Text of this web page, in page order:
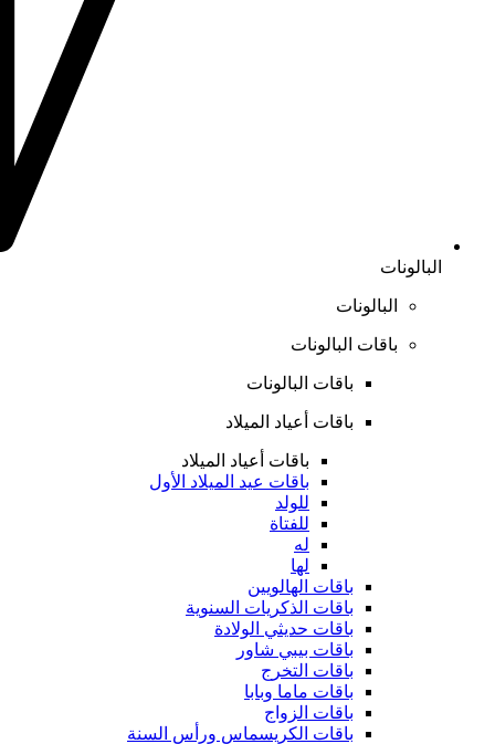
البالونات
البالونات
باقات البالونات
باقات البالونات
باقات أعياد الميلاد
باقات أعياد الميلاد
باقات عيد الميلاد الأول
للولد
للفتاة
له
لها
باقات الهالويين
باقات الذكريات السنوية
باقات حديثي الولادة
باقات بيبي شاور
باقات التخرج
باقات ماما وبابا
باقات الزواج
باقات الكريسماس ورأس السنة